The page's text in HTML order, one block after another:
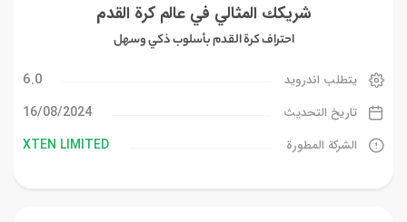
شريكك المثالي في عالم كرة القدم
احتراف كرة القدم بأسلوب ذكي وسهل
يتطلب اندرويد 6.0
تاريخ التحديث 16/08/2024
الشركة المطورة XTEN LIMITED